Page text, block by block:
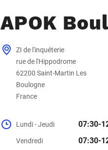
APOK
62200 Saint-Martin Les
France
Lundi - Jeudi 07:30-
Vendredi 07:30-